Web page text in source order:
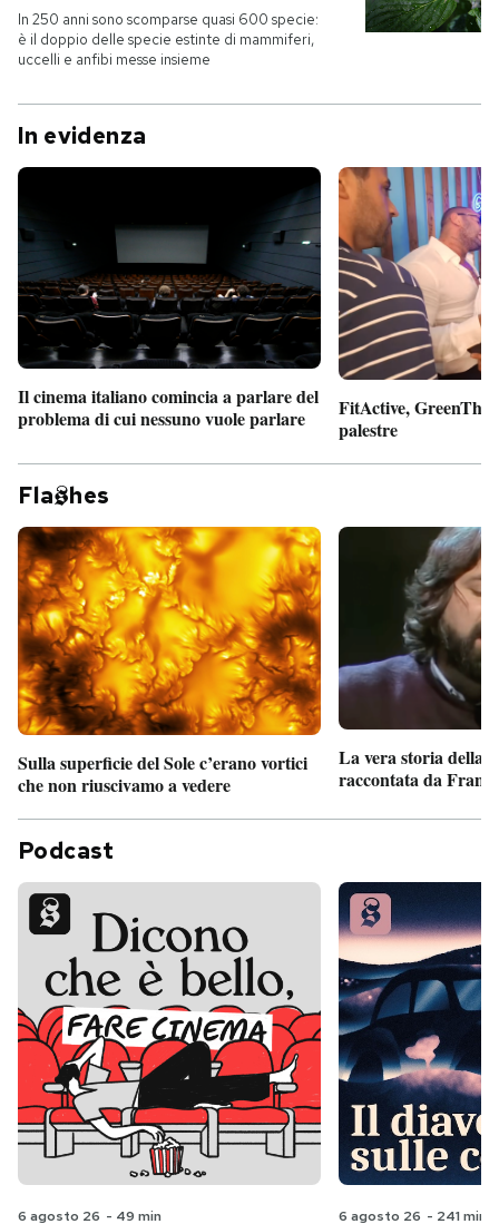
In 250 anni sono scomparse quasi 600 specie:
è il doppio delle specie estinte di mammiferi,
uccelli e anfibi messe insieme
In evidenza
Il cinema italiano comincia a parlare del
problema di cui nessuno vuole parlare
FitActive,
palestre
Fla hes
Sulla superficie del Sole c’erano vortici
che non riuscivamo a vedere
La vera storia della
raccontata da
Podcast
6 agosto 26 - 49 min 6 agosto 26 - 241 min